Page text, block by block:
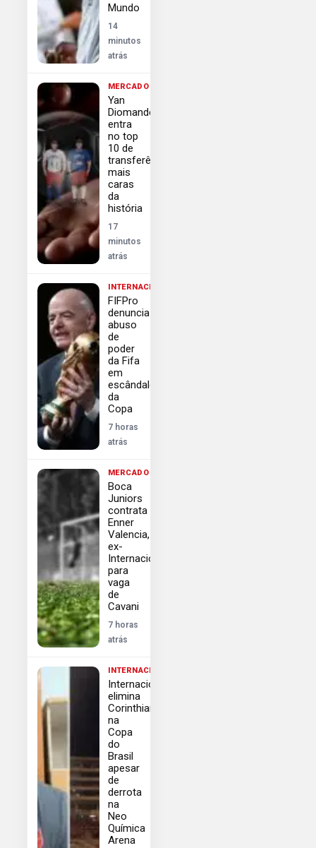
Mundo
14
minutos
atrás
MERCADO
Yan
Diomande
entra
no top
10 de
transferências
mais
caras
da
história
17
minutos
atrás
INTERNACIONAL
FIFPro
denuncia
abuso
de
poder
da Fifa
em
escândalo
da
Copa
7 horas
atrás
MERCADO
Boca
Juniors
contrata
Enner
Valencia,
ex-
Internacional,
para
vaga
de
Cavani
7 horas
atrás
INTERNACIONAL
Internacional
elimina
Corinthians
na
Copa
do
Brasil
apesar
de
derrota
na
Neo
Química
Arena